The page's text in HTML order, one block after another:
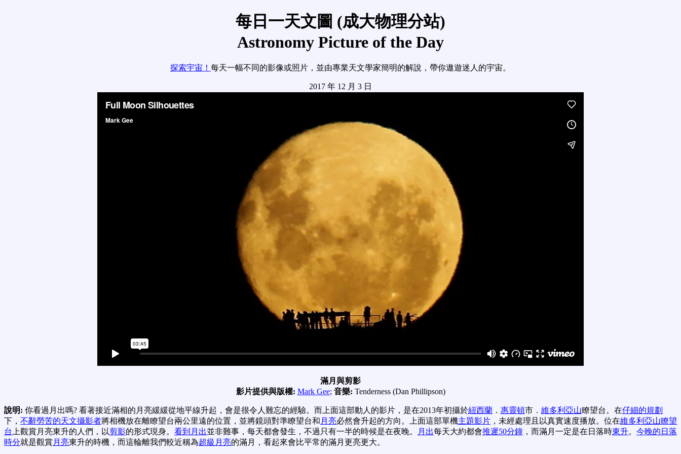
每日一天文圖 (成大物理分站)
Astronomy Picture of the Day
探索宇宙！ 每天一幅不同的影像或照片，並由專業天文學家簡明的解說，帶你遨遊迷人的宇宙。
2017 年 12 月 3 日
滿月與剪影
影片提供與版權: Mark Gee; 音樂: Tenderness (Dan Phillipson)
說明: 你看過月出嗎? 看著接近滿相的月亮緩緩從地平線升起，會是很令人難忘的經驗。而上面這部動人的影片，是在2013年初攝於紐西蘭 ． 惠靈頓市． 維多利亞山瞭望台。在仔細的規劃
下， 不辭勞苦的天文攝影者將相機放在離瞭望台兩公里遠的位置，並將鏡頭對準瞭望台和 月亮必然會升起的方向。上面這部單機主題影片 ，未經處理且以真實速度播放。位在維多利亞山瞭望
台 上觀賞月亮東升的人們，以剪影的形式現身。 看到月出並非難事，每天都會發生，不過只有一半的時候是在夜晚。 月出每天大約都會推遲50分鐘 ，而滿月一定是在日落時東升。 今晚的日落
時分就是觀賞 月亮東升的時機，而這輪離我們較近稱為超級月亮的滿月，看起來會比平常的滿月更亮更大。